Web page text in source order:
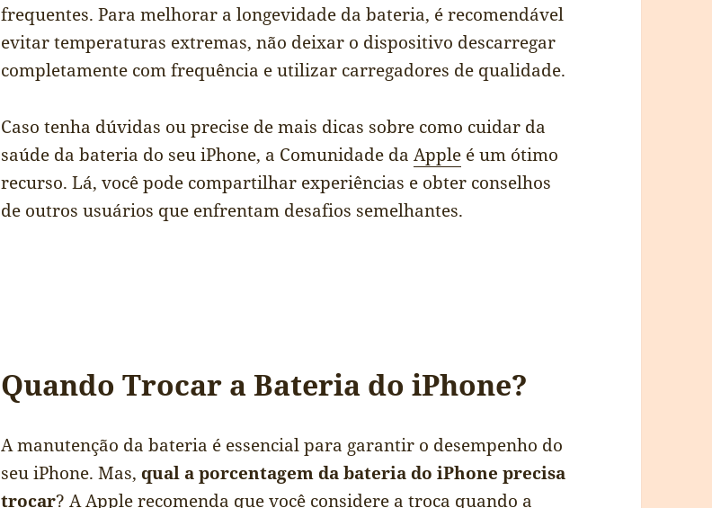
frequentes. Para melhorar a longevidade da bateria, é recomendável
evitar temperaturas extremas, não deixar o dispositivo descarregar
completamente com frequência e utilizar carregadores de qualidade.
Caso tenha dúvidas ou precise de mais dicas sobre como cuidar da
saúde da bateria do seu iPhone, a Comunidade daApple é um ótimo
recurso. Lá, você pode compartilhar experiências e obter conselhos
de outros usuários que enfrentam desafios semelhantes.
Quando Trocar a Bateria do iPhone?
A manutenção da bateria é essencial para garantir o desempenho do
seu iPhone. Mas,qual a porcentagem da bateria do iPhone precisa
trocar? A Apple recomenda que você considere a troca quando a